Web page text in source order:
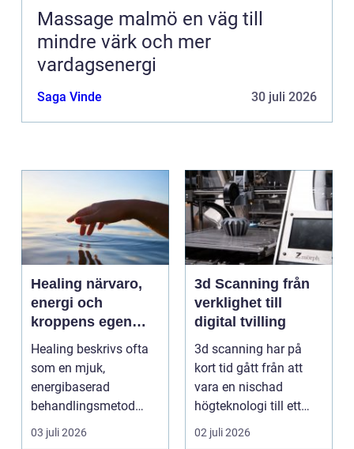
Massage malmö en väg till
mindre värk och mer
vardagsenergi
Saga Vinde 30 juli 2026
Healing närvaro,
energi och
kroppens egen
förmåga att läka
Healing beskrivs ofta
som en mjuk,
energibaserad
behandlingsmetod
som stödjer kroppens
egen läknings...
03 juli 2026
3d Scanning från
verklighet till
digital tvilling
3d scanning har på
kort tid gått från att
vara en nischad
högteknologi till ett
praktiskt verktyg fö...
02 juli 2026